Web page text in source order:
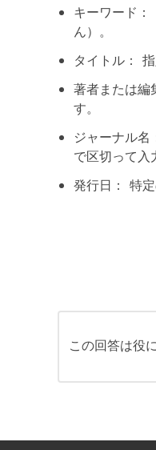
キーワード
ん）。
タイトル：
著者または編
す。
ジャーナル
で区切って入
発行日： 特
この回答は役